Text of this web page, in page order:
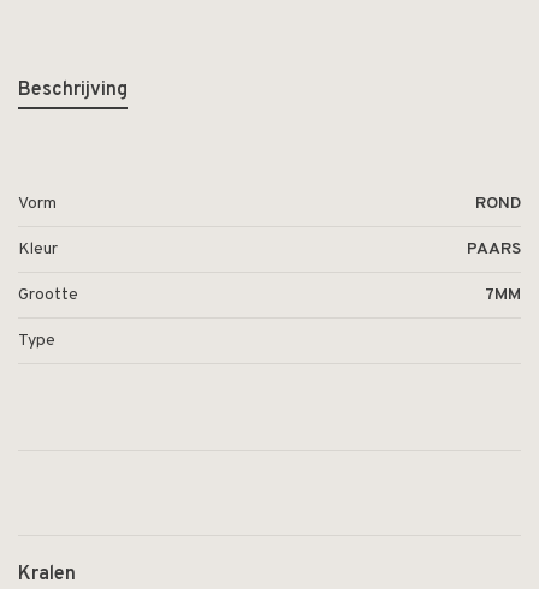
Beschrijving
Vorm ROND
Kleur PAARS
Grootte 7MM
Type
Kralen